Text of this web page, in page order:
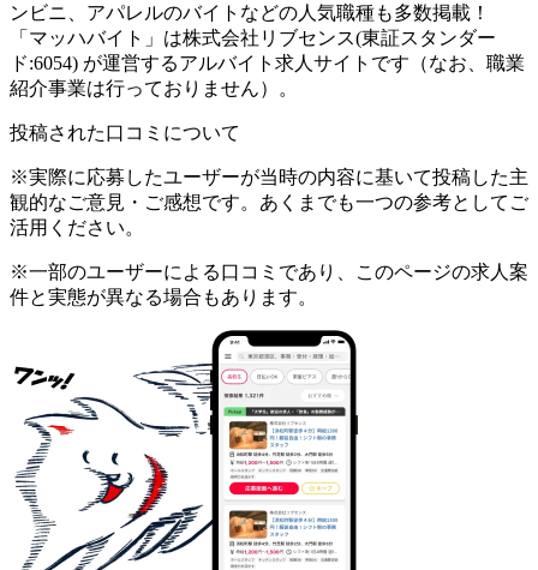
ンビニ、アパレルのバイトなどの人気職種も多数掲載！
「マッハバイト」は株式会社リブセンス(東証スタンダー
ド:6054) が運営するアルバイト求人サイトです（なお、職業
紹介事業は行っておりません）。
投稿された口コミについて
※実際に応募したユーザーが当時の内容に基いて投稿した主
観的なご意見・ご感想です。あくまでも一つの参考としてご
活用ください。
※一部のユーザーによる口コミであり、このページの求人案
件と実態が異なる場合もあります。